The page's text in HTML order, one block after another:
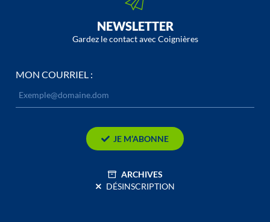
NEWSLETTER
Gardez le contact avec Coignières
MON COURRIEL :
JE M’ABONNE
ARCHIVES
DÉSINSCRIPTION